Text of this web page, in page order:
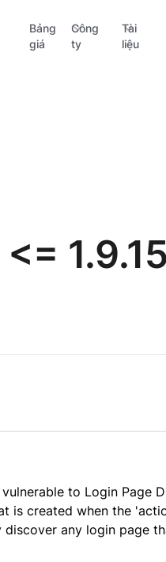
Bảng
giá
Công
ty
Tài
liệu
to Login Page
is created when the
any login page